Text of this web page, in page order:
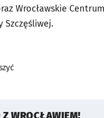
Wrocławskie
Szczęśliwej.
WROCŁAWIEM!